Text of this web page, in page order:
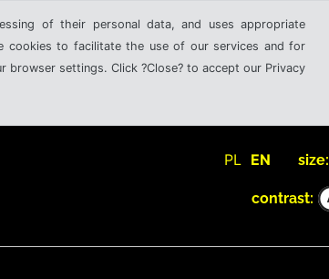
of their personal data, and uses appropriate
cookies to facilitate the use of our services and for
settings. Click ?Close? to accept our Privacy
PL EN size:
contrast: